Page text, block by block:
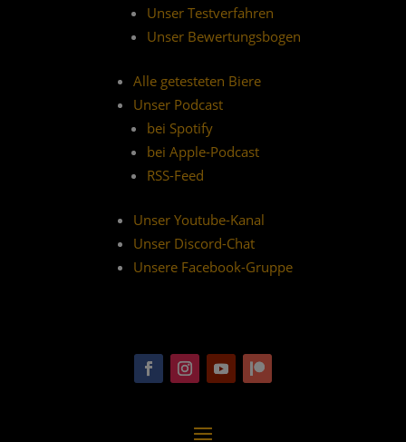
Unser Testverfahren
Unser Bewertungsbogen
Alle getesteten Biere
Unser Podcast
bei Spotify
bei Apple-Podcast
RSS-Feed
Unser Youtube-Kanal
Unser Discord-Chat
Unsere Facebook-Gruppe